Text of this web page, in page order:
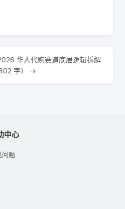
华人代购赛道底层逻辑拆解
802 字） →
中心
问题